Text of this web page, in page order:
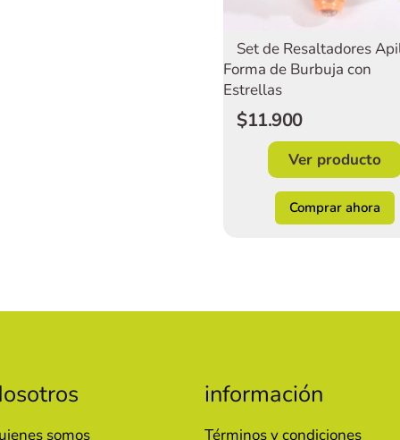
Set de Resaltadores
Forma de Burbuja con
Estrellas
$11.900
Ver producto
Comprar ahora
somos
información
Términos y condiciones